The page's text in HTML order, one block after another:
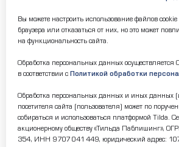
Вы можете настроить использование файлов cookie
браузера или отказаться от них, но это может
на функциональность сайта.
Обработка персональных данных осуществляется
в соответствии с Политикой обработки
Обработка персональных данных и иных данных
посетителя сайта (пользователя) может по
собираться и использоваться платформой Tilda.
акционерному обществу «Тильда Паблишинг»,
354, ИНН 9 707 041 449, юридический адрес: